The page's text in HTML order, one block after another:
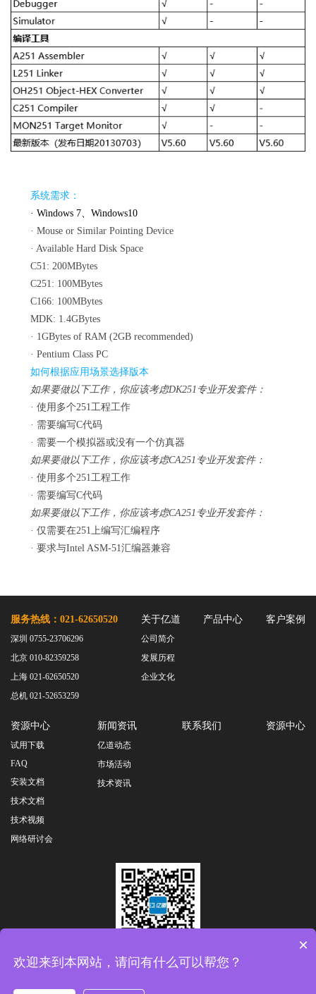
系统需求：
· Windows 7、Windows10
· Mouse or Similar Pointing Device
· Available Hard Disk Space
C51: 200MBytes
C251: 100MBytes
C166: 100MBytes
MDK: 1.4GBytes
· 1GBytes of RAM (2GB recommended)
· Pentium Class PC
如何根据应用场景选择版本
如果要做以下工作，你应该考虑DK251专业开发套件：
· 使用多个251工程工作
· 需要编写C代码
· 需要一个模拟器或没有一个仿真器
如果要做以下工作，你应该考虑CA251专业开发套件：
· 使用多个251工程工作
· 需要编写C代码
如果要做以下工作，你应该考虑CA251专业开发套件：
· 仅需要在251上编写汇编程序
· 要求与Intel ASM-51汇编器兼容
服务热线：021-62650520
深圳 0755-23706296
北京 010-82359258
上海 021-62650520
总机 021-52653259
关于亿道
公司简介
发展历程
企业文化
产品中心 客户案例
资源中心
试用下载
FAQ
安装文档
技术文档
技术视频
网络研讨会
新闻资讯
亿道动态
市场活动
技术资讯
联系我们 资源中心
扫一扫关注公众号
×
欢迎来到本网站，请问有什么可以帮您？